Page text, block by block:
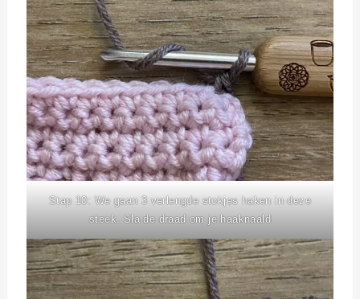
Stap 10: We gaan 3 verlengde stokjes haken in deze
steek. Sla de draad om je haaknaald